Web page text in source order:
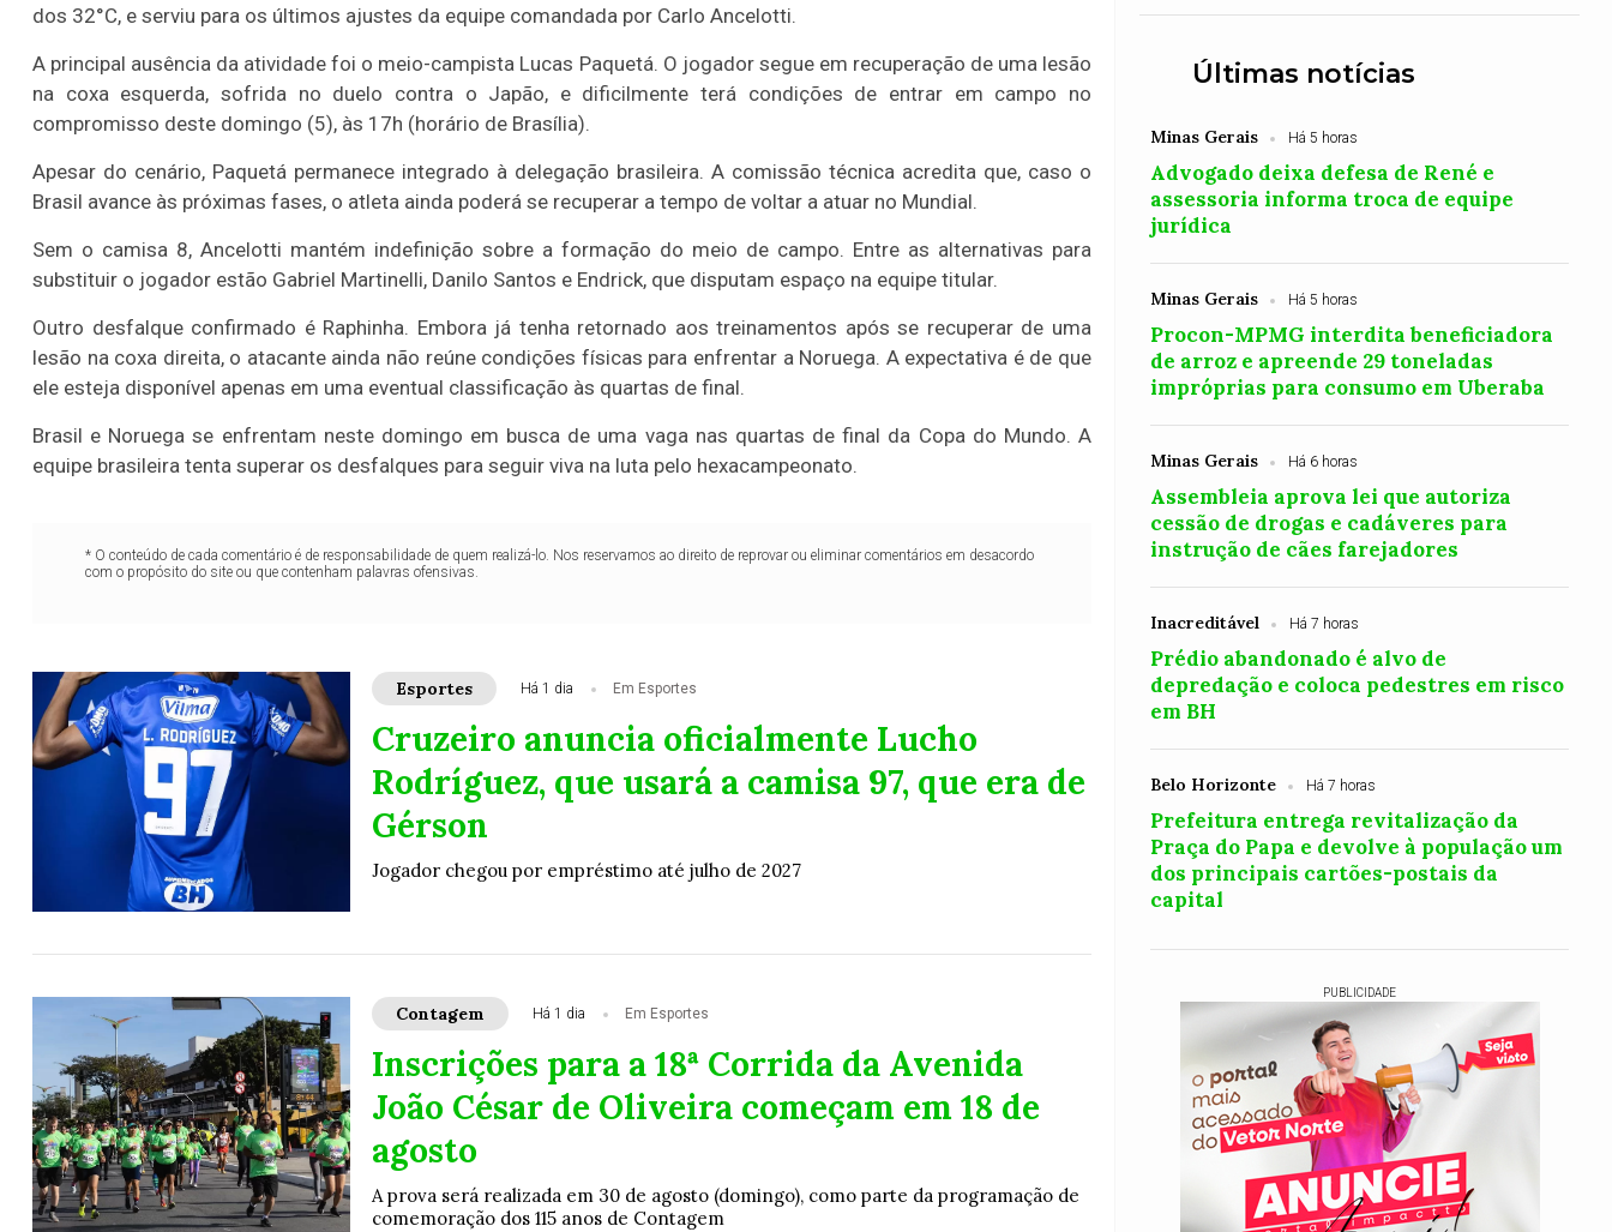
dos 32°C, e serviu para os últimos ajustes da equipe comandada por Carlo Ancelotti.
A principal ausência da atividade foi o meio-campista Lucas Paquetá. O jogador segue em recuperação de uma lesão
na coxa esquerda, sofrida no duelo contra o Japão, e dificilmente terá condições de entrar em campo no
compromisso deste domingo (5), às 17h (horário de Brasília).
Apesar do cenário, Paquetá permanece integrado à delegação brasileira. A comissão técnica acredita que, caso o
Brasil avance às próximas fases, o atleta ainda poderá se recuperar a tempo de voltar a atuar no Mundial.
Sem o camisa 8, Ancelotti mantém indefinição sobre a formação do meio de campo. Entre as alternativas para
substituir o jogador estão Gabriel Martinelli, Danilo Santos e Endrick, que disputam espaço na equipe titular.
Outro desfalque confirmado é Raphinha. Embora já tenha retornado aos treinamentos após se recuperar de uma
lesão na coxa direita, o atacante ainda não reúne condições físicas para enfrentar a Noruega. A expectativa é de que
ele esteja disponível apenas em uma eventual classificação às quartas de final.
Brasil e Noruega se enfrentam neste domingo em busca de uma vaga nas quartas de final da Copa do Mundo. A
equipe brasileira tenta superar os desfalques para seguir viva na luta pelo hexacampeonato.
* O conteúdo de cada comentário é de responsabilidade de quem realizá-lo. Nos reservamos ao direito de reprovar ou eliminar comentários em desacordo
com o propósito do site ou que contenham palavras ofensivas.
Esportes Há 1 dia Em Esportes
Cruzeiro anuncia oficialmente Lucho
Rodríguez, que usará a camisa 97, que era de
Gérson
Jogador chegou por empréstimo até julho de 2027
Contagem Há 1 dia Em Esportes
Inscrições para a 18ª Corrida da Avenida
João César de Oliveira começam em 18 de
agosto
A prova será realizada em 30 de agosto (domingo), como parte da programação de
comemoração dos 115 anos de Contagem
Últimas notícias
Minas Gerais Há 5 horas
Advogado deixa defesa de René e
assessoria informa troca de equipe
jurídica
Minas Gerais Há 5 horas
Procon-MPMG interdita beneficiadora
de arroz e apreende 29 toneladas
impróprias para consumo em Uberaba
Minas Gerais Há 6 horas
Assembleia aprova lei que autoriza
cessão de drogas e cadáveres para
instrução de cães farejadores
Inacreditável Há 7 horas
Prédio abandonado é alvo de
depredação e coloca pedestres em risco
em BH
Belo Horizonte Há 7 horas
Prefeitura entrega revitalização da
Praça do Papa e devolve à população um
dos principais cartões-postais da
capital
PUBLICIDADE